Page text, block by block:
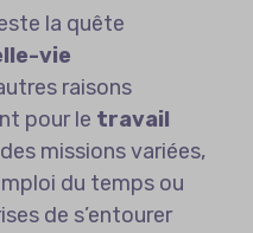
la quête
vie
raisons
pour le travail
missions variées,
du temps ou
de s’entourer